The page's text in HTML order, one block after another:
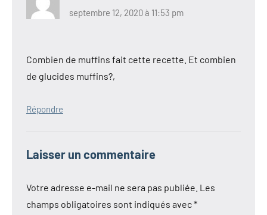
septembre 12, 2020 à 11:53 pm
Combien de muffins fait cette recette. Et combien
de glucides muffins?,
Répondre
Laisser un commentaire
Votre adresse e-mail ne sera pas publiée. Les
champs obligatoires sont indiqués avec*